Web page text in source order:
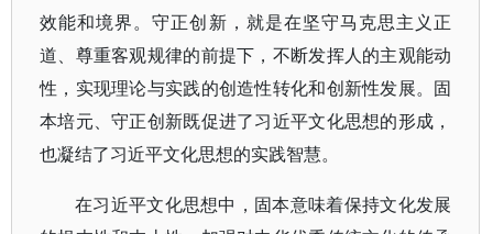
效能和境界。守正创新，就是在坚守马克思主义正
道、尊重客观规律的前提下，不断发挥人的主观能动
性，实现理论与实践的创造性转化和创新性发展。固
本培元、守正创新既促进了习近平文化思想的形成，
也凝结了习近平文化思想的实践智慧。
在习近平文化思想中，固本意味着保持文化发展